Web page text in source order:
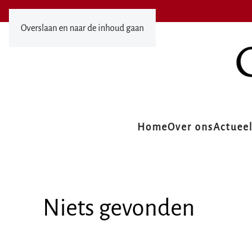
Overslaan en naar de inhoud gaan
HomeOver onsActueel
Niets gevonden